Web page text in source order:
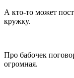
А кто-то может
кружку.
Про бабочек
огромная.